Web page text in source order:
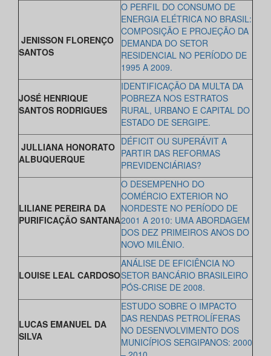
JENISSON FLORENÇO
SANTOS
O PERFIL DO CONSUMO DE
ENERGIA ELÉTRICA NO BRASIL:
COMPOSIÇÃO E PROJEÇÃO DA
DEMANDA DO SETOR
RESIDENCIAL NO PERÍODO DE
1995 A 2009.
JOSÉ HENRIQUE
SANTOS RODRIGUES
IDENTIFICAÇÃO DA MULTA DA
POBREZA NOS ESTRATOS
RURAL, URBANO E CAPITAL DO
ESTADO DE SERGIPE.
JULLIANA HONORATO
ALBUQUERQUE
DÉFICIT OU SUPERÁVIT A
PARTIR DAS REFORMAS
PREVIDENCIÁRIAS?
LILIANE PEREIRA DA
PURIFICAÇÃO SANTANA
O DESEMPENHO DO
COMÉRCIO EXTERIOR NO
NORDESTE NO PERÍODO DE
2001 A 2010: UMA ABORDAGEM
DOS DEZ PRIMEIROS ANOS DO
NOVO MILÊNIO.
LOUISE LEAL CARDOSO
ANÁLISE DE EFICIÊNCIA NO
SETOR BANCÁRIO BRASILEIRO
PÓS-CRISE DE 2008.
LUCAS EMANUEL DA
SILVA
ESTUDO SOBRE O IMPACTO
DAS RENDAS PETROLÍFERAS
NO DESENVOLVIMENTO DOS
MUNICÍPIOS SERGIPANOS: 2000